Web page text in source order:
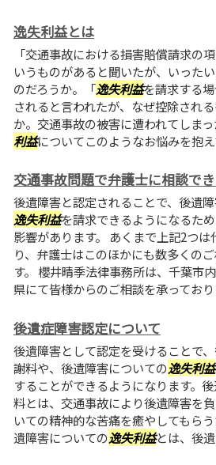
逸失利益とは
「交通事故における損害賠償請求の
いうものがあると聞いたが、いった
のだろうか。「逸失利益を請求する
されると言われたが、なぜ控除され
か。交通事故の被害に遭われてしまっ
利益についてこのようなお悩みを抱
交通事故問題で弁護士に相談で
後遺障害と認定されることで、後遺
逸失利益を請求できるようになるた
影響があります。 あくまで上記2つ
り、弁護士はこのほかにも数多くの
す。 櫻井晴季法律事務所は、千葉市
県にて皆様からのご相談を承っており
後遺症障害認定について
後遺障害として認定を受けることで
謝料や、後遺障害についての逸失利益
することができるようになります。
料とは、交通事故により後遺障害を
いての精神的な苦痛を癒やしてもら
遺障害についての逸失利益とは、後